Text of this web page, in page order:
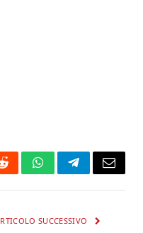
RedditWhatsAppTelegramEmail
SUCCESSIVO